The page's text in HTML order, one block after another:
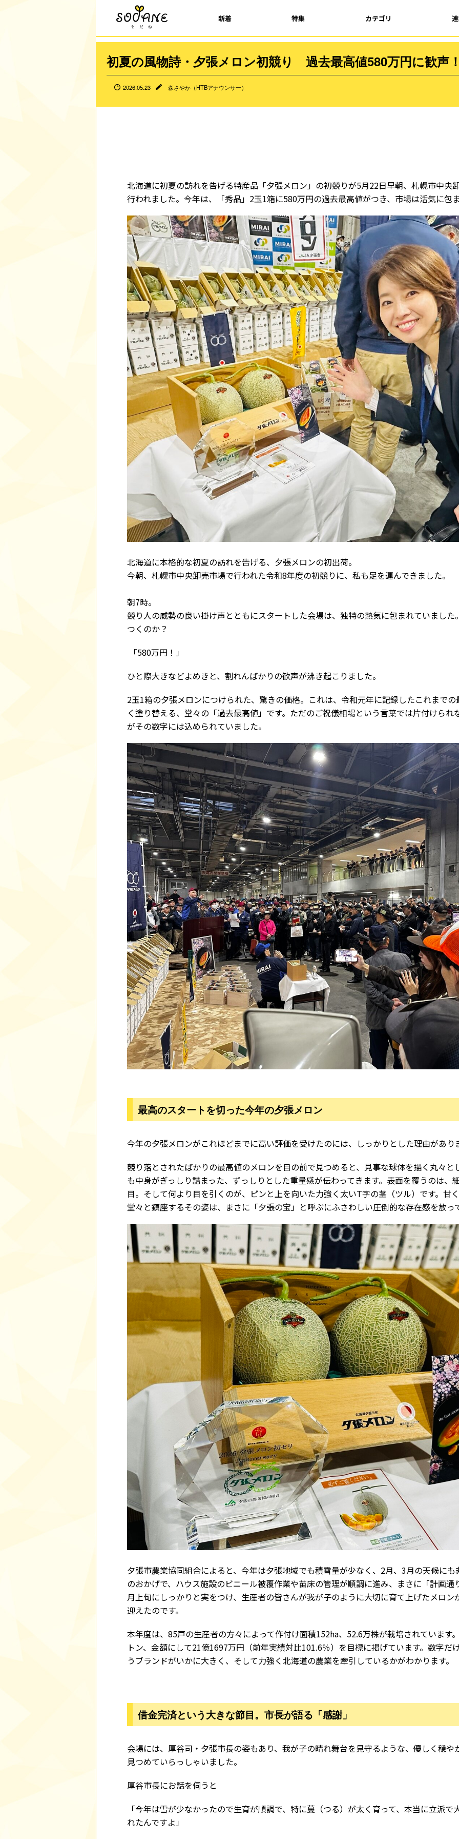
新着 特集 カテゴリ
初夏の風物詩・夕張メロン初競り 過去最高値580万円に歓声
2026.05.23 森さやか（HTBアナウンサー）
北海道に初夏の訪れを告げる特産品「夕張メロン」の初競りが5月22日早朝、札幌市中央
行われました。今年は、「秀品」2玉1箱に580万円の過去最高値がつき、市場は活気に包
北海道に本格的な初夏の訪れを告げる、夕張メロンの初出荷。
今朝、札幌市中央卸売市場で行われた令和8年度の初競りに、私も足を運んできました。
朝7時。
競り人の威勢の良い掛け声とともにスタートした会場は、独特の熱気に包まれていまし
つくのか？
「580万円！」
ひと際大きなどよめきと、割れんばかりの歓声が沸き起こりました。
2玉1箱の夕張メロンにつけられた、驚きの価格。これは、令和元年に記録したこれまで
く塗り替える、堂々の「過去最高値」です。ただのご祝儀相場という言葉では片付けら
がその数字には込められていました。
最高のスタートを切った今年の夕張メロン
今年の夕張メロンがこれほどまでに高い評価を受けたのには、しっかりとした理由があり
競り落とされたばかりの最高値のメロンを目の前で見つめると、見事な球体を描く丸々
も中身がぎっしり詰まった、ずっしりとした重量感が伝わってきます。表面を覆うのは、
目。そして何より目を引くのが、ピンと上を向いた力強く太いT字の茎（ツル）です。甘
堂々と鎮座するその姿は、まさに「夕張の宝」と呼ぶにふさわしい圧倒的な存在感を放っ
夕張市農業協同組合によると、今年は夕張地域でも積雪量が少なく、2月、3月の天候に
のおかげで、ハウス施設のビニール被覆作業や苗床の管理が順調に進み、まさに「計画
月上旬にしっかりと実をつけ、生産者の皆さんが我が子のように大切に育て上げたメロ
迎えたのです。
本年度は、85戸の生産者の方々によって作付け面積152ha、52.6万株が栽培されています
トン、金額にして21億1697万円（前年実績対比101.6％）を目標に掲げています。数字だ
うブランドがいかに大きく、そして力強く北海道の農業を牽引しているかがわかります。
借金完済という大きな節目。市長が語る「感謝」
会場には、厚谷司・夕張市長の姿もあり、我が子の晴れ舞台を見守るような、優しく穏
見つめていらっしゃいました。
厚谷市長にお話を伺うと
「今年は雪が少なかったので生育が順調で、特に蔓（つる） が太く育って、本当に立派で
れたんですよ」